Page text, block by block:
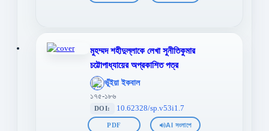
মুহম্মদ শহীদুল্লাকে লেখা সুনীতিকুমার
চট্টোপাধ্যায়ের অপ্রকাশিত পত্র
';
};">
ভূঁইয়া ইকবাল
১৭৫-১৮৬
DOI: 10.62328/sp.v53i1.7
PDF AI সংলাপে